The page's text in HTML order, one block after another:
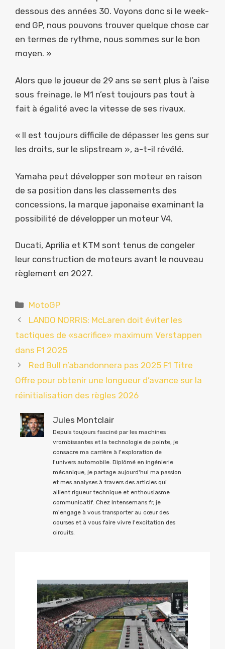
dessous des années 30. Voyons donc si le week-
end GP, nous pouvons trouver quelque chose car
en termes de rythme, nous sommes sur le bon
moyen. »
Alors que le joueur de 29 ans se sent plus à l’aise
sous freinage, le M1 n’est toujours pas tout à
fait à égalité avec la vitesse de ses rivaux.
« Il est toujours difficile de dépasser les gens sur
les droits, sur le slipstream », a-t-il révélé.
Yamaha peut développer son moteur en raison
de sa position dans les classements des
concessions, la marque japonaise examinant la
possibilité de développer un moteur V4.
Ducati, Aprilia et KTM sont tenus de congeler
leur construction de moteurs avant le nouveau
règlement en 2027.
Catégories
MotoGP
LANDO NORRIS: McLaren doit éviter les
tactiques de «sacrifice» maximum Verstappen
dans F1 2025
Red Bull n’abandonnera pas 2025 F1 Titre
Offre pour obtenir une longueur d’avance sur la
réinitialisation des règles 2026
Jules Montclair
Depuis toujours fasciné par les machines
vrombissantes et la technologie de pointe, je
consacre ma carrière à l'exploration de
l'univers automobile. Diplômé en ingénierie
mécanique, je partage aujourd'hui ma passion
et mes analyses à travers des articles qui
allient rigueur technique et enthousiasme
communicatif. Chez Intensemans.fr, je
m'engage à vous transporter au cœur des
courses et à vous faire vivre l'excitation des
circuits.